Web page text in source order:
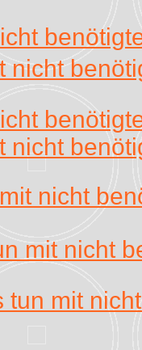
nicht
nicht
nicht
mit nicht
tun mit